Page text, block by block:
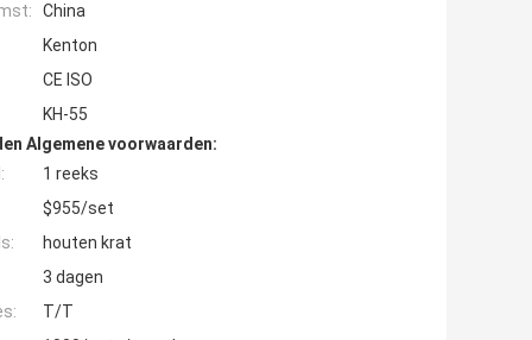
China
Kenton
CE ISO
KH-55
Algemene voorwaarden:
1 reeks
$955/set
houten krat
3 dagen
T/T